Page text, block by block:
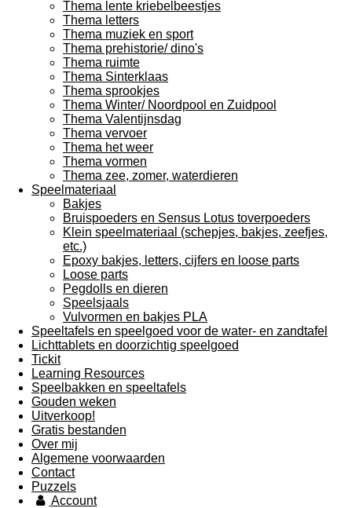
Thema lente kriebelbeestjes
Thema letters
Thema muziek en sport
Thema prehistorie/ dino's
Thema ruimte
Thema Sinterklaas
Thema sprookjes
Thema Winter/ Noordpool en Zuidpool
Thema Valentijnsdag
Thema vervoer
Thema het weer
Thema vormen
Thema zee, zomer, waterdieren
Speelmateriaal
Bakjes
Bruispoeders en Sensus Lotus toverpoeders
Klein speelmateriaal (schepjes, bakjes, zeefjes,
etc.)
Epoxy bakjes, letters, cijfers en loose parts
Loose parts
Pegdolls en dieren
Speelsjaals
Vulvormen en bakjes PLA
Speeltafels en speelgoed voor de water- en zandtafel
Lichttablets en doorzichtig speelgoed
Tickit
Learning Resources
Speelbakken en speeltafels
Gouden weken
Uitverkoop!
Gratis bestanden
Over mij
Algemene voorwaarden
Contact
Puzzels
Account